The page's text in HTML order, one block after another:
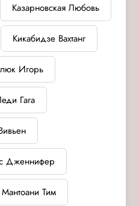
Казарновская Любовь
Кикабидзе Вахтанг
Игорь
Гага
Дженнифер
Мантоани Тим